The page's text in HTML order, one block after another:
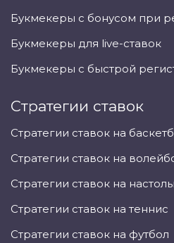
Букмекеры с бонусом при
Букмекеры для live-ставок
Букмекеры с быстрой
Стратегии ставок
Стратегии ставок на
Стратегии ставок на
Стратегии ставок на
Стратегии ставок на теннис
Стратегии ставок на футбол